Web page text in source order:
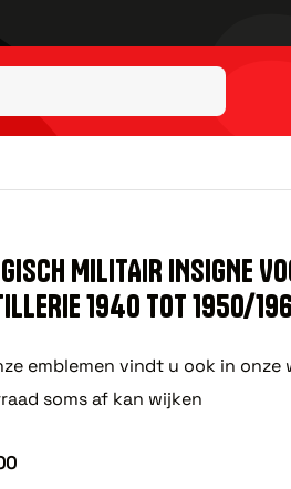
MILITAIR INSIGNE
1940 TOT 1950/
emblemen vindt u ook in
soms af kan wijken